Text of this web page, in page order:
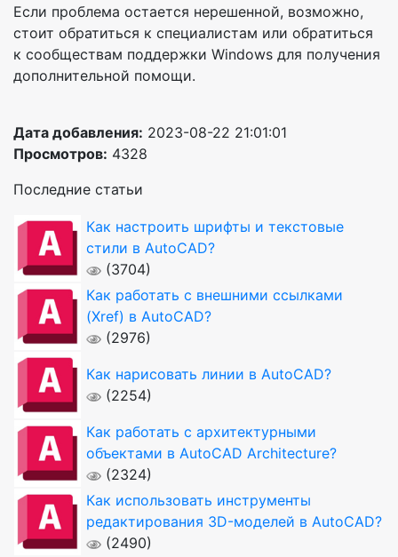
Если проблема остается нерешенной, возможно,
стоит обратиться к специалистам или обратиться
к сообществам поддержки Windows для получения
дополнительной помощи.
Дата добавления: 2023-08-22 21:01:01
Просмотров: 4328
Последние статьи
Как настроить шрифты и текстовые
стили в AutoCAD?
(3704)
Как работать с внешними ссылками
(Xref) в AutoCAD?
(2976)
Как нарисовать линии в AutoCAD?
(2254)
Как работать с архитектурными
объектами в AutoCAD Architecture?
(2324)
Как использовать инструменты
редактирования 3D-моделей в AutoCAD?
(2490)